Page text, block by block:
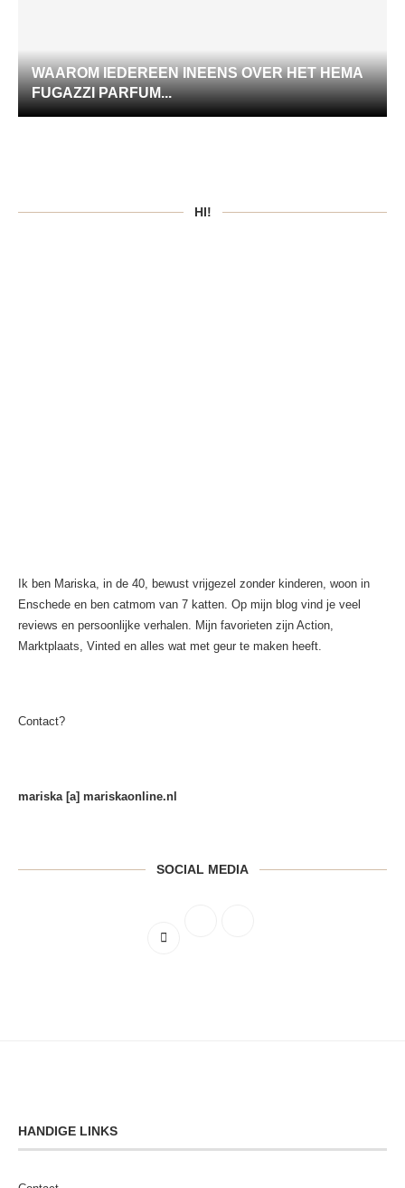
WAAROM IEDEREEN INEENS OVER HET HEMA
FUGAZZI PARFUM...
HI!
Ik ben Mariska, in de 40, bewust vrijgezel zonder kinderen, woon in
Enschede en ben catmom van 7 katten. Op mijn blog vind je veel
reviews en persoonlijke verhalen. Mijn favorieten zijn Action,
Marktplaats, Vinted en alles wat met geur te maken heeft.
Contact?
mariska [a] mariskaonline.nl
SOCIAL MEDIA
HANDIGE LINKS